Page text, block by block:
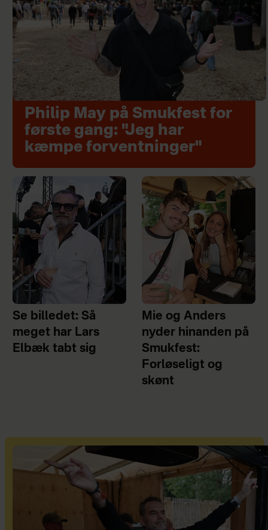
Philip May på Smukfest for
første gang: "Jeg har
kæmpe forventninger"
Se billedet: Så
meget har Lars
Elbæk tabt sig
Mie og Anders
nyder hinanden på
Smukfest:
Forløseligt og
skønt